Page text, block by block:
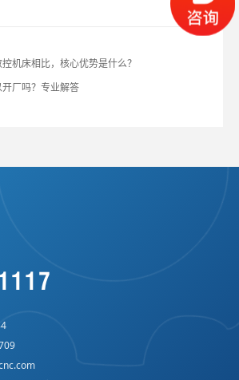
机床相比，核心优势是什么？
厂吗？专业解答